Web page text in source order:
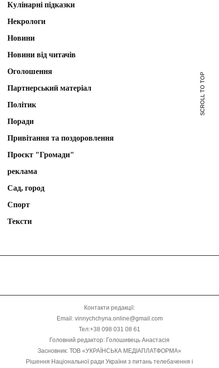
Кулінарні підказки
Некрологи
Новини
Новини від читачів
Оголошення
Партнерський матеріал
Політик
Поради
Привітання та поздоровлення
Проєкт "Громади"
реклама
Сад, город
Спорт
Тексти
SCROLL TO TOP
Контакти редакції:
Email: vinnychchyna.online@gmail.com
Тел:+38 098 031 08 61
Головний редактор: Голошивець Анастасія
Засновник: ТОВ «УКРАЇНСЬКА МЕДІАПЛАТФОРМА»
Рішення Національної ради України з питань телебачення і